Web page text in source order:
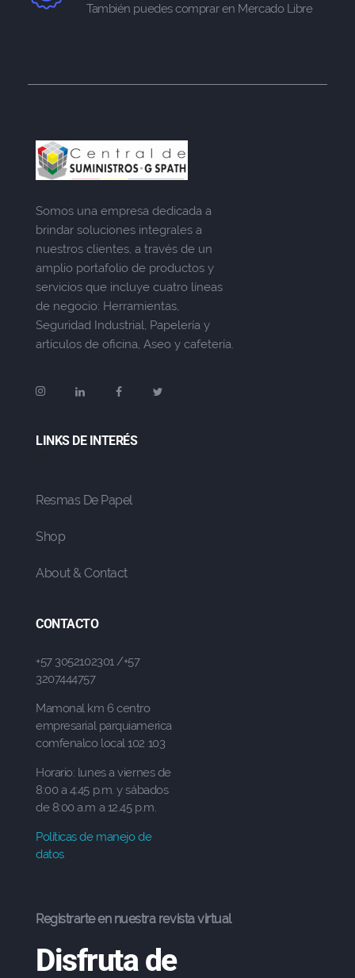
También puedes comprar en Mercado Libre
Somos una empresa dedicada a
brindar soluciones integrales a
nuestros clientes, a través de un
amplio portafolio de productos y
servicios que incluye cuatro líneas
de negocio: Herramientas,
Seguridad Industrial, Papelería y
artículos de oficina, Aseo y cafetería.
LINKS DE INTERÉS
Resmas De Papel
Shop
About & Contact
CONTACTO
+57 3052102301 /+57
3207444757
Mamonal km 6 centro
empresarial parquiamerica
comfenalco local 102 103
Horario: lunes a viernes de
8:00 a 4:45 p.m. y sábados
de 8:00 a.m a 12.45 p.m.
Políticas de manejo de
datos
Registrarte en nuestra revista virtual
Disfruta de